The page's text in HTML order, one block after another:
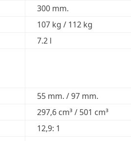
300 mm.
107 kg / 112 kg
7.2 l
55 mm. / 97 mm.
297,6 cm³ / 501 cm³
12,9: 1